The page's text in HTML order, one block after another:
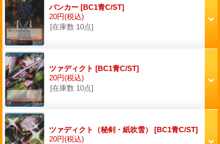
バンカー [BC1青C/ST]
20円(税込)
[在庫数 10点]
ツァディクト [BC1青C/ST]
20円(税込)
[在庫数 10点]
ツァディクト（秘剣・紙吹雪） [BC1青C/ST]
20円(税込)